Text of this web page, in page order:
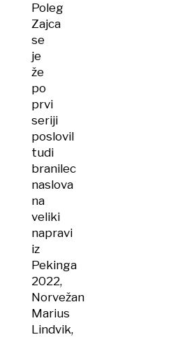
Poleg
Zajca
se
je
že
po
prvi
seriji
poslovil
tudi
branilec
naslova
na
veliki
napravi
iz
Pekinga
2022,
Norvežan
Marius
Lindvik,